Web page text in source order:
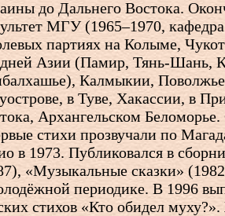
до Дальнего Востока.
МГУ (1965–1970,
партиях на Колыме,
Азии (Памир, Тянь-Шань,
Калмыкии,
в Туве, Хакассии, в
Архангельском
стихи прозвучали по
в 1973. Публиковался в
«Музыкальные сказки»
периодике. В 1996
стихов «Кто обидел